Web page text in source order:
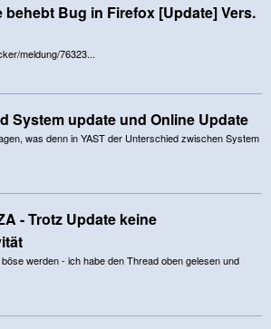
behebt Bug in Firefox [Update] Vers.
meldung/76323...
System update und Online Update
was denn in YAST der Unterschied zwischen System
- Trotz Update keine
werden - ich habe den Thread oben gelesen und